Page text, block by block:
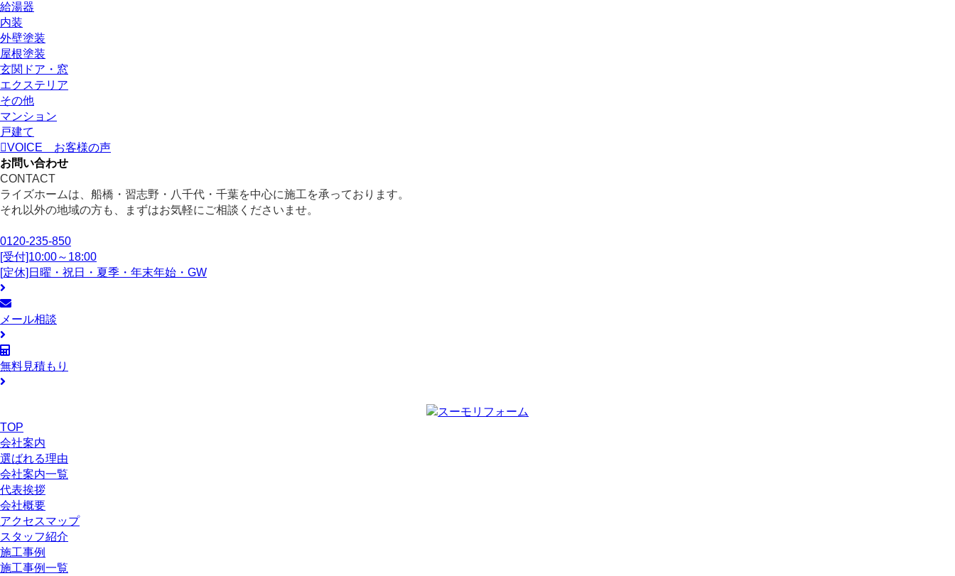
給湯器
内装
外壁塗装
屋根塗装
玄関ドア・窓
エクステリア
その他
マンション
戸建て
VOICE
お客様の声
お問い合わせ
CONTACT
ライズホームは、船橋・習志野・八千代・千葉を中心に施工を承っております。
それ以外の地域の方も、まずはお気軽にご相談くださいませ。
0120-235-850
[受付]10:00～18:00
[定休]日曜・祝日・夏季・年末年始・GW
メール相談
無料見積もり
TOP
会社案内
選ばれる理由
会社案内一覧
代表挨拶
会社概要
アクセスマップ
スタッフ紹介
施工事例
施工事例一覧